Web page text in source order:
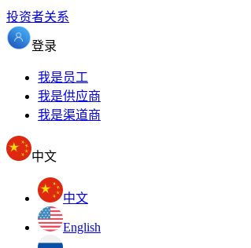
投资者关系
登录
我是员工
我是供应商
我是渠道商
中文
中文
English